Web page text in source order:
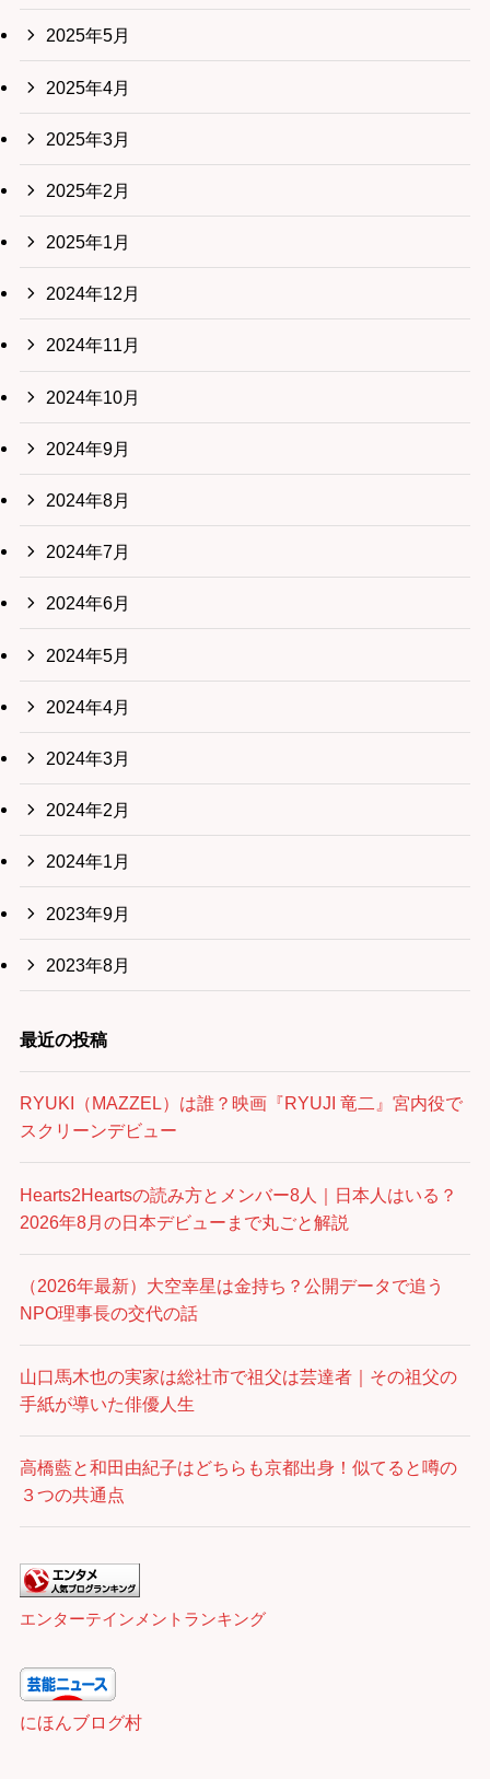
2025年5月
2025年4月
2025年3月
2025年2月
2025年1月
2024年12月
2024年11月
2024年10月
2024年9月
2024年8月
2024年7月
2024年6月
2024年5月
2024年4月
2024年3月
2024年2月
2024年1月
2023年9月
2023年8月
最近の投稿
RYUKI（MAZZEL）は誰？映画『RYUJI 竜二』宮内役で
スクリーンデビュー
Hearts2Heartsの読み方とメンバー8人｜日本人はいる？
2026年8月の日本デビューまで丸ごと解説
（2026年最新）大空幸星は金持ち？公開データで追う
NPO理事長の交代の話
山口馬木也の実家は総社市で祖父は芸達者｜その祖父の
手紙が導いた俳優人生
高橋藍と和田由紀子はどちらも京都出身！似てると噂の
３つの共通点
エンターテインメントランキング
にほんブログ村